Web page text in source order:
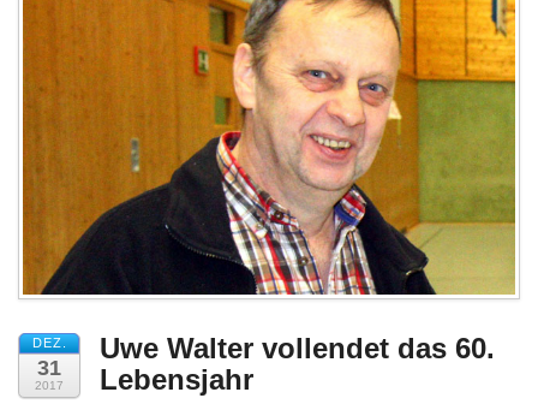
Kontakt
Links
Impressum
DEZ.
31
2017
Uwe Walter vollendet das 60.
Lebensjahr